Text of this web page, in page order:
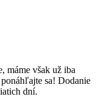
máme však už iba
sa! Dodanie
dní.